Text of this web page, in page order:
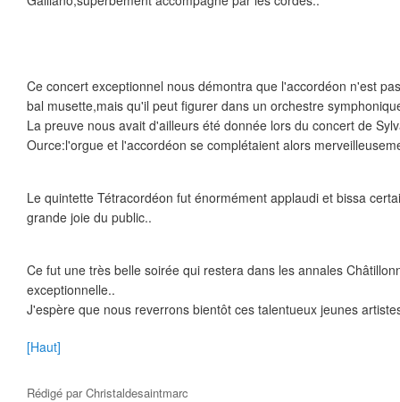
Ce concert exceptionnel nous démontra que l'accordéon n'est
bal musette,mais qu'il peut figurer dans un orchestre
La preuve nous avait d'ailleurs été donnée lors du concert de
Ource:l'orgue et l'accordéon se complétaient alors
Le quintette Tétracordéon fut énormément applaudi et bissa
grande joie du public..
Ce fut une très belle soirée qui restera dans les annales
exceptionnelle..
J'espère que nous reverrons bientôt ces talentueux jeunes
[Haut]
Rédigé parChristaldesaintmarc